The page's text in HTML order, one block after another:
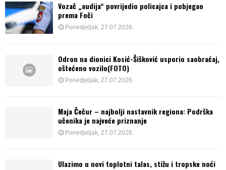
Vozač „audija“ povrijedio policajca i pobjegao
prema Foči
Ponedjeljak, 27.07.2026.
Odron na dionici Kosić-Šišković usporio saobraćaj,
oštećeno vozilo(FOTO)
Ponedjeljak, 27.07.2026.
Maja Čečur – najbolji nastavnik regiona: Podrška
učenika je najveće priznanje
Ponedjeljak, 27.07.2026.
Ulazimo u novi toplotni talas, stižu i tropske noći